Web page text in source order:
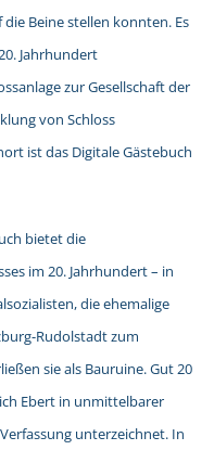
Beine stellen konnten. Es
Jahrhundert
zur Gesellschaft der
von Schloss
ist das Digitale Gästebuch
bietet die
im 20. Jahrhundert – in
die ehemalige
Rudolstadt zum
sie als Bauruine. Gut 20
Ebert in unmittelbarer
unterzeichnet. In